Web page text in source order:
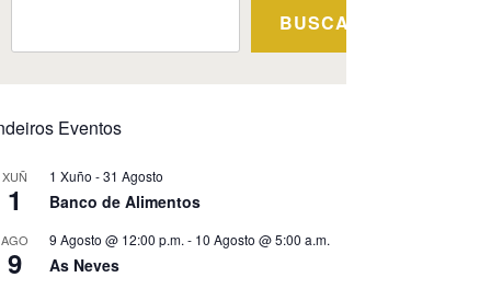
BUSCAR
Eventos
XUÑ
1
1 Xuño -31 Agosto
Banco de Alimentos
AGO
9
9 Agosto @ 12:00 p.m. - 10 Agosto @ 5:00 a.m.
As Neves